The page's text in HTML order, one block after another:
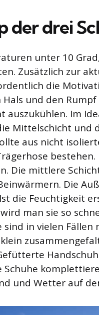
der drei
unter 10
Zusätzlich zur
die
Hals und den
auszukühlen. Im
Mittelschicht und
aus nicht
Die mittlere
Die
die Feuchtigkeit
man sie so
sind in vielen
Schuhe
und Wetter auf